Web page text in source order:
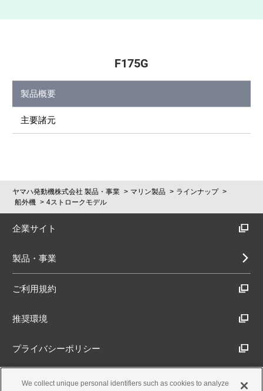
F175G
製品概要
主要諸元
ヤマハ発動機株式会社 製品・事業 マリン製品
ラインナップ
船外機
4ストロークモデル
企業サイト
製品・事業
ご利用規約
推奨環境
プライバシーポリシー
Cookieポリシー
We collect unique personal identifiers such as cookies to analyze